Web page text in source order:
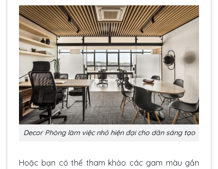
Decor Phòng làm việc nhỏ hiện đại cho dân sáng tạo
Hoặc bạn có thể tham khảo các gam màu gần